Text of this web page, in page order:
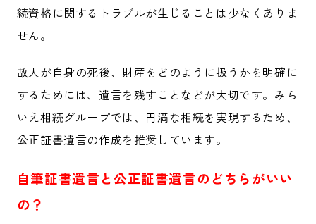
続資格に関するトラブルが生じることは少なくありま
せん。
故人が自身の死後、財産をどのように扱うかを明確に
するためには、遺言を残すことなどが大切です。みら
いえ相続グループでは、円満な相続を実現するため、
公正証書遺言の作成を推奨しています。
自筆証書遺言と公正証書遺言のどちらがいい
の？